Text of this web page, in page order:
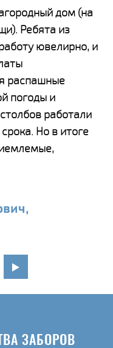
дом (на
Ребята из
ювелирно, и
распашные
погоды и
работали
Но в итоге
ЗАБОРОВ